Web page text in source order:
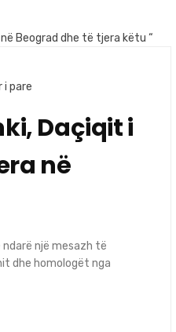
i pare
Daçiqit i
në
një mesazh të
dhe homologët nga